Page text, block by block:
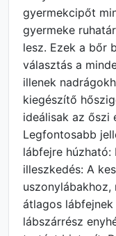
gyermekcipőt
gyermeke
lesz. Ezek a bőr
választás a
illenek
kiegészítő
ideálisak az őszi
Legfontosabb
lábfejre húzható:
illeszkedés: A
uszonylábakhoz,
átlagos
lábszárrész